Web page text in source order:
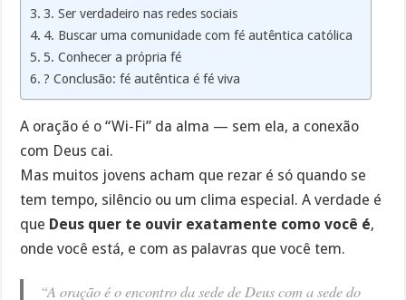
3. Ser verdadeiro nas redes sociais
4. Buscar uma comunidade com fé autêntica católica
5. Conhecer a própria fé
? Conclusão: fé autêntica é fé viva
A oração é o “Wi-Fi” da alma — sem ela, a conexão
com Deus cai.
Mas muitos jovens acham que rezar é só quando se
tem tempo, silêncio ou um clima especial. A verdade é
que Deus quer te ouvir exatamente como você é,
onde você está, e com as palavras que você tem.
“A oração é o encontro da sede de Deus com a sede do